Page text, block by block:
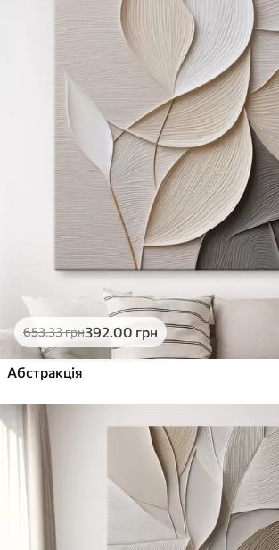
653.33грн392.00 грн
Абстракція